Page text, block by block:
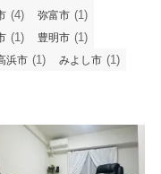
(4) 弥富市 (1)
(1) 豊明市 (1)
浜市 (1) みよし市 (1)